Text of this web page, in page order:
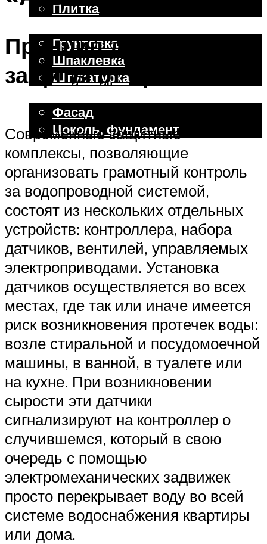
Плитка
Грунтовка
Шпаклевка
Штукатурка
Фасад
Цоколь, фундамент
Меню
Принцип действия
защиты от протечек
Современные защитные
комплексы, позволяющие
организовать грамотный контроль
за водопроводной системой,
состоят из нескольких отдельных
устройств: контроллера, набора
датчиков, вентилей, управляемых
электроприводами. Установка
датчиков осуществляется во всех
местах, где так или иначе имеется
риск возникновения протечек воды:
возле стиральной и посудомоечной
машины, в ванной, в туалете или
на кухне. При возникновении
сырости эти датчики
сигнализируют на контроллер о
случившемся, который в свою
очередь с помощью
электромеханических задвижек
просто перекрывает воду во всей
системе водоснабжения квартиры
или дома.